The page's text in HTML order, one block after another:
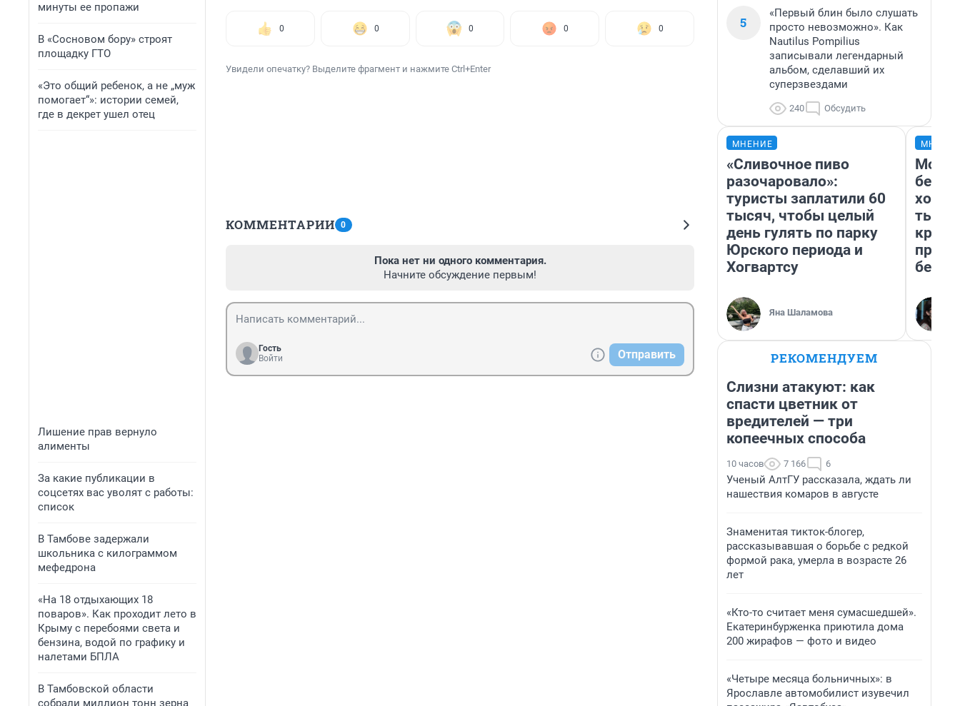
минуты ее пропажи
В «Сосновом бору» строят
площадку ГТО
«Это общий ребенок, а не „муж
помогает“»: истории семей,
где в декрет ушел отец
Лишение прав вернуло
алименты
За какие публикации в
соцсетях вас уволят с работы:
список
В Тамбове задержали
школьника с килограммом
мефедрона
«На 18 отдыхающих 18
поваров». Как проходит лето в
Крыму с перебоями света и
бензина, водой по графику и
налетами БПЛА
В Тамбовской области
собрали миллион тонн зерна
0 0 0 0 0
Увидели опечатку? Выделите фрагмент и нажмите Ctrl+Enter
КОММЕНТАРИИ 0
Пока нет ни одного комментария.
Начните обсуждение первым!
Гость
Войти
Отправить
5
«Первый блин было слушать
просто невозможно». Как
Nautilus Pompilius
записывали легендарный
альбом, сделавший их
суперзвездами
240 Обсудить
МНЕНИЕ
«Сливочное пиво
разочаровало»:
туристы заплатили 60
тысяч, чтобы целый
день гулять по парку
Юрского периода и
Хогвартсу
Яна Шаламова
Мой
РЕКОМЕНДУЕМ
Слизни атакуют: как
спасти цветник от
вредителей — три
копеечных способа
10 часов 7 166 6
Ученый АлтГУ рассказала, ждать ли
нашествия комаров в августе
Знаменитая тикток-блогер,
рассказывавшая о борьбе с редкой
формой рака, умерла в возрасте 26
лет
«Кто-то считает меня сумасшедшей».
Екатеринбурженка приютила дома
200 жирафов — фото и видео
«Четыре месяца больничных»: в
Ярославле автомобилист изувечил